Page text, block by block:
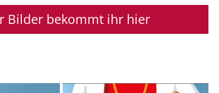
Bilder bekommt ihr hier